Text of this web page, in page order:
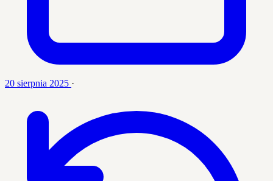
20 sierpnia 2025 ·